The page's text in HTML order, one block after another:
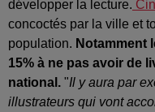
développer la lecture.
concoctés par la ville et
population. Notamment
15% à ne pas avoir de
national. "Il y aura par
illustrateurs qui vont